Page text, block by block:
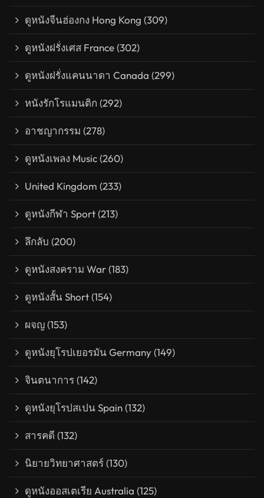
ดูหนังจีนฮ่องกง Hong Kong (309)
ดูหนังฝรั่งเศส France(302)
ดูหนังฝรั่งแคนนาดา Canada (299)
หนังรักโรแมนติก (292)
อาชญากรรม (278)
ดูหนังเพลง Music(260)
United Kingdom (233)
ดูหนังกีฬา Sport(213)
ลึกลับ (200)
ดูหนังสงคราม War(183)
ดูหนังสั้น Short(154)
ผจญ(153)
ดูหนังยุโรปเยอรมัน Germany(149)
จินตนาการ(142)
ดูหนังยุโรปสเปน Spain(132)
สารคดี (132)
นิยายวิทยาศาสตร์(130)
ดูหนังออสเตเรีย Australia (125)